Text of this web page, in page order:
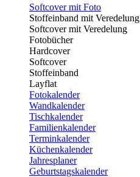
Softcover mit Foto
Stoffeinband mit Veredelung
Softcover mit Veredelung
Fotobücher
Hardcover
Softcover
Stoffeinband
Layflat
Fotokalender
Wandkalender
Tischkalender
Familienkalender
Terminkalender
Küchenkalender
Jahresplaner
Geburtstagskalender